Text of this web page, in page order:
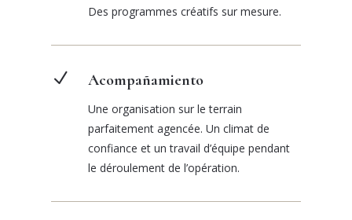
Des programmes créatifs sur mesure.
N Acompañamiento
Une organisation sur le terrain
parfaitement agencée. Un climat de
confiance et un travail d’équipe pendant
le déroulement de l’opération.